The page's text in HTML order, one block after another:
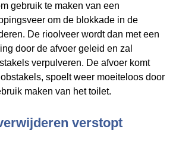
gebruik te maken van een
om de blokkade in de
De rioolveer wordt dan met een
door de afvoer geleid en zal
verpulveren. De afvoer komt
spoelt weer moeiteloos door
maken van het toilet.
verstopt